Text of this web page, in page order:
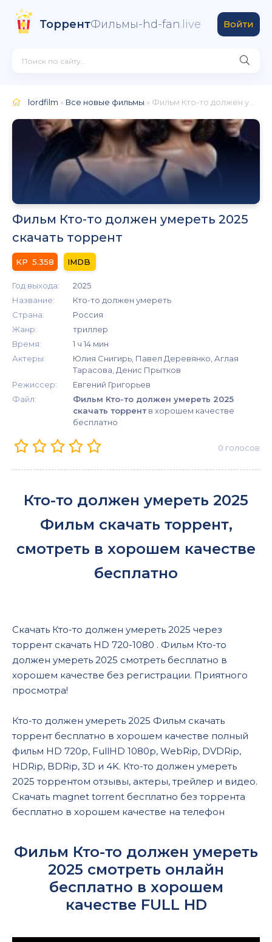
ТоррентФильмы-hd-fan.live Войти
lordfilm » Все новые фильмы » Фильм Кто-то должен умереть 2025
Фильм Кто-то должен умереть 2025
скачать торрент
5.358
Год выхода:
2025
Название:
Кто-то должен умереть
Страна:
Россия
Жанр:
триллер
Время:
1 ч 14 мин
Актеры:
Юлия Снигирь, Павел Деревянко, Аглая
Тарасова, Денис Прытков
Режиссер:
Евгений Григорьев
Файл:
Фильм Кто-то должен умереть 2025
скачать торрент в хорошем качестве
бесплатно
0 голосов
Кто-то должен умереть 2025
Фильм скачать торрент,
смотреть в хорошем качестве
бесплатно
Скачать Кто-то должен умереть 2025 через
торрент скачать HD 720-1080 . Фильм Кто-то
должен умереть 2025 смотреть бесплатно в
хорошем качестве без регистрации. Приятного
просмотра!
Кто-то должен умереть 2025 Фильм скачать
торрент бесплатно в хорошем качестве полный
фильм HD 720p, FullHD 1080p, WebRip, DVDRip,
HDRip, BDRip, 3D и 4K. Кто-то должен умереть
2025 торрентом отзывы, актеры, трейлер и видео.
Скачать magnet torrent бесплатно без торрента
бесплатно в хорошем качестве на телефон
Фильм Кто-то должен умереть
2025 смотреть онлайн
бесплатно в хорошем
качестве FULL HD